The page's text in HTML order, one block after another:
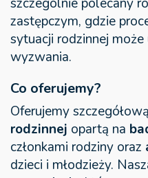
zastępczym, gdzie
sytuacji rodzinnej
wyzwania.
Co oferujemy?
Oferujemy szczegółową
rodzinnej opartą na
członkami rodziny oraz
dzieci i młodzieży.